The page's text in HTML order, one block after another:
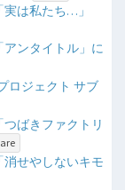
実は私たち…」
アンタイトル」に
ロジェクト サブ
つばきファクトリ
消せやしないキモ